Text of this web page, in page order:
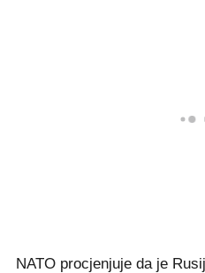
NATO procjenjuje da je